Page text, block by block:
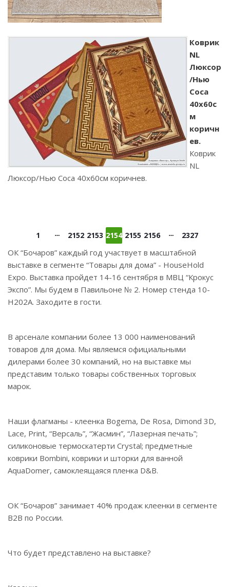
Коврик
NL
Люксор
/Нью
Соса
40х60с
м
коричн
ев.
Коврик
NL
Люксор/Нью Соса 40х60см коричнев.
1 2152 2153 2154 2155 2156 2327
ОК “Бочаров” каждый год участвует в масштабной
выставке в сегменте “Товары для дома” - HouseHold
Expo. Выставка пройдет 14-16 сентября в МВЦ “Крокус
Экспо”. Мы будем в Павильоне № 2. Номер стенда 10-
Н202А. Заходите в гости.
В арсенале компании более 13 000 наименований
товаров для дома. Мы являемся официальными
дилерами более 30 компаний, но на выставке мы
представим только товары собственных торговых
марок.
Наши флагманы - клеенка Bogema, De Rosa, Dimond 3D,
Lace, Print, “Версаль”, “Жасмин”, “Лазерная печать”;
силиконовые термоскатерти Crystal; предметные
коврики Bombini, коврики и шторки для ванной
AquaDomer, самоклеящаяся пленка D&B.
ОК “Бочаров” занимает 40% продаж клеенки в сегменте
B2B по России.
Что будет представлено на выставке?